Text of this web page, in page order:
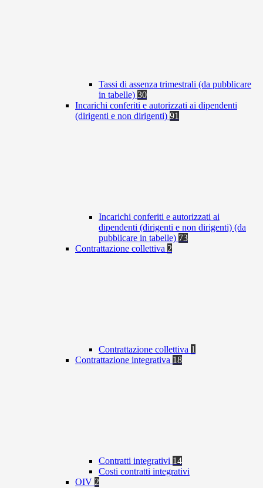
Tassi di assenza trimestrali (da pubblicare
in tabelle) 30
Incarichi conferiti e autorizzati ai dipendenti
(dirigenti e non dirigenti) 91
Incarichi conferiti e autorizzati ai
dipendenti (dirigenti e non dirigenti) (da
pubblicare in tabelle) 73
Contrattazione collettiva 2
Contrattazione collettiva 1
Contrattazione integrativa 18
Contratti integrativi 14
Costi contratti integrativi
OIV 2